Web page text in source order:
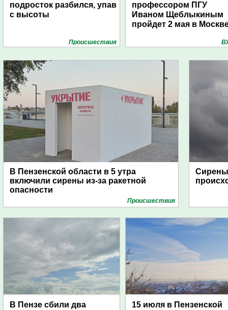
подросток разбился, упав
с высоты
Проиcшествия
профессором ПГУ
Иваном Щеблыкиным
пройдет 2 мая в
В Пензенской области в 5 утра
включили сирены из-за ракетной
опасности
Проиcшествия
Сирены
В Пензе сбили два
15 июля в Пензенской